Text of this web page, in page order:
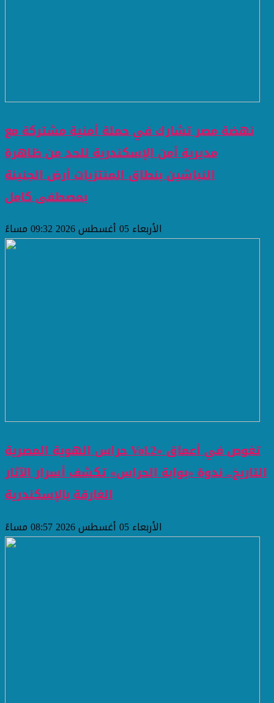
نهضة مصر تشارك في حملة أمنية مشتركة مع
مديرية أمن الإسكندرية للحد من ظاهرة
النباشين بنطاق المنتزيات أرض الجنينة
بمصطفى كامل
الأربعاء 05 أغسطس 2026 09:32 مساءً
حراس الهوية المصرية Vol.2» تغوص في أعماق
التاريخ.. ندوة «بوابة الحراس» تكشف أسرار الآثار
الغارقة بالإسكندرية
الأربعاء 05 أغسطس 2026 08:57 مساءً